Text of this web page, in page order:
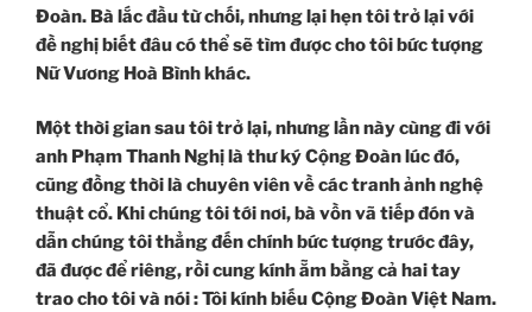
Đoàn. Bà lắc đầu từ chối, nhưng lại hẹn tôi trở lại với
đề nghị biết đâu có thể sẽ tìm được cho tôi bức tượng
Nữ Vương Hoà Bình khác.
Một thời gian sau tôi trở lại, nhưng lần này cùng đi với
anh Phạm Thanh Nghị là thư ký Cộng Đoàn lúc đó,
cũng đồng thời là chuyên viên về các tranh ảnh nghệ
thuật cổ. Khi chúng tôi tới nơi, bà vồn vã tiếp đón và
dẫn chúng tôi thẳng đến chính bức tượng trước đây,
đã được để riêng, rồi cung kính ẵm bằng cả hai tay
trao cho tôi và nói : Tôi kính biếu Cộng Đoàn Việt Nam.